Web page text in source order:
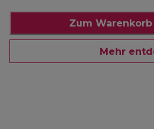
Zum
Mehr